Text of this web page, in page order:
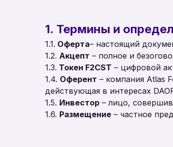
1. Термины и
1.1. Оферта– настоящий
1.2. Акцепт – полное и
1.3. Токен F2CST – цифровой
1.4. Оферент – компания Atlas
действующая в интересах
1.5. Инвестор – лицо,
1.6. Размещение – частное